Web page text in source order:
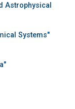
Astrophysical
Systems"